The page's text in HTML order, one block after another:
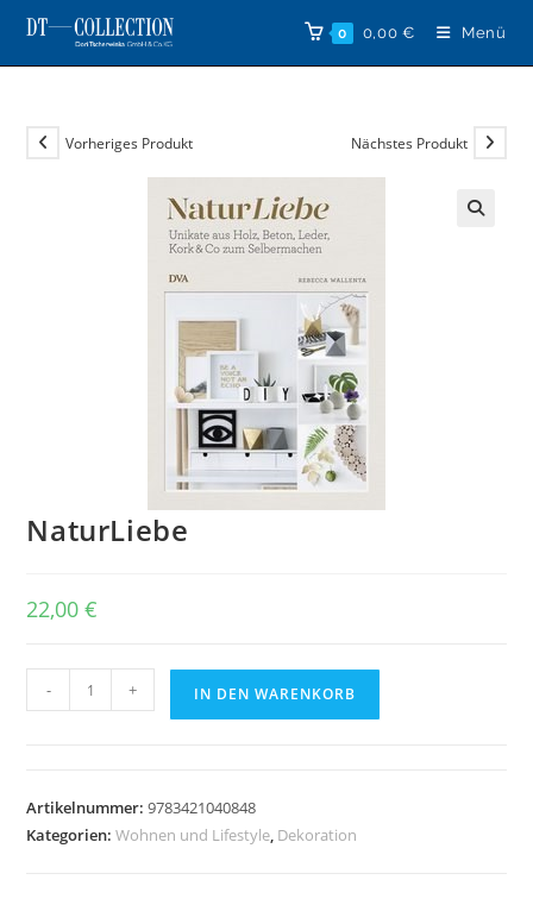
Zum
Inhalt
springen
0 0,00 € Menü
Vorheriges Produkt Nächstes Produkt
NaturLiebe
22,00€
NaturLiebe
Menge
- + IN DEN WARENKORB
Artikelnummer:9783421040848
Kategorien:Wohnen und Lifestyle, Dekoration